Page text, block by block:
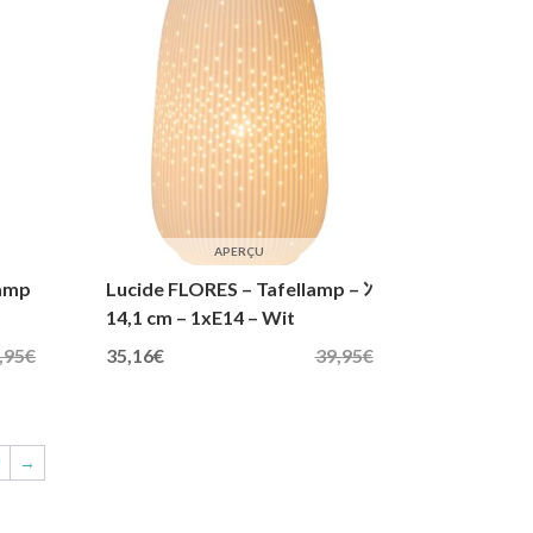
€
Lucide FLORES – Tafellamp – ﾝ
14,1 cm – 1xE14 – Wit
39,95€
Oorspronkelijke prijs was: 39,95€.
35,16€Huidige prijs is: 35,16€.
APERÇU
→